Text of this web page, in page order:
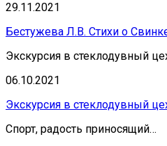
29.11.2021
Бестужева Л.В. Стихи о
Экскурсия в стеклодувный
06.10.2021
Экскурсия в стеклодувный
Спорт, радость приносящий…